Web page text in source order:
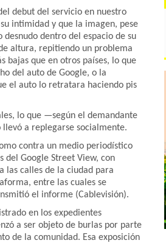
debut del servicio en nuestro
intimidad y que la imagen, pese
dentro del espacio de su
altura, repitiendo un problema
bajas que en otros países, lo que
del auto de Google, o la
el auto lo retratara haciendo pis
lo que —según el demandante
a replegarse socialmente.
contra un medio periodístico
del Google Street View, con
las calles de la ciudad para
entre las cuales se
el informe (Cablevisión).
en los expedientes
a ser objeto de burlas por parte
de la comunidad. Esa exposición